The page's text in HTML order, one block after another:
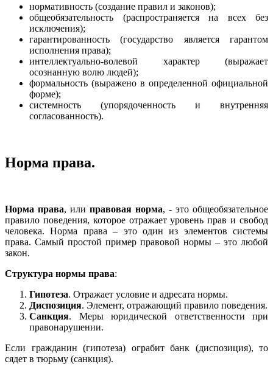
нормативность (создание правил и законов);
общеобязательность (распространяется на всех без
исключения);
гарантированность (государство является гарантом
исполнения права);
интеллектуально-волевой характер (выражает
осознанную волю людей);
формальность (выражено в определенной официальной
форме);
системность (упорядоченность и внутренняя
согласованность).
Норма права.
Норма права, или правовая норма, - это общеобязательное
правило поведения, которое отражает уровень прав и свобод
человека. Норма права – это один из элементов системы
права. Самый простой пример правовой нормы – это любой
закон.
Структура нормы права:
Гипотеза. Отражает условие и адресата нормы.
Диспозиция. Элемент, отражающий правило поведения.
Санкция. Меры юридической ответственности при
правонарушении.
Если гражданин (гипотеза) ограбит банк (диспозиция), то
сядет в тюрьму (санкция).